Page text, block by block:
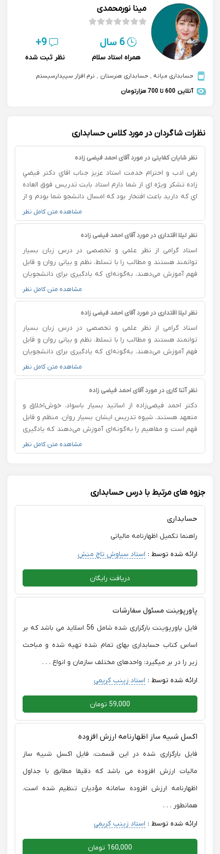
مینا نورمحمدی
6 سال
همراه استاد سلام
9+
نظر ثبت شده
حسابداری میانه , حسابداری هنرستان , نرم افزار سپیدارسیستم
آنلاین 600 تا 700 هزارتومان
نظرات شاگردان در مورد کلاس حسابداری
نظر شایان کفایتی در مورد آقای احمد فیضی زاده
رض ادب و احترام خدمت استاد عزيز جناب اقاي دكتر فيضي
زاده تشكر ويژه اي از شما دارم استاد بابت تدريس فوق العاده
اي كه داريد باعث افتخار بود كه امسال دانشجو شما بودم و از
علم شما بهره بردم بخاطره شيوه تدريس روان و قابل فهمب
كه داريد با حوصله بودن و جواب دادن به سوالات دانشجويان
و جو كلاس كه اصلا خشك و جدي نبود محيطي كاملا دوستانه
تشكر و قدرداني ميكنم
مشاهده متن کامل نظر
نظر لیلا اقتداری در مورد آقای احمد فیضی زاده
استاد گرامی از نظر علمی و تخصصی در درس زبان بسیار
توانمند هستند و مطالب را با تسلط، نظم و بیانی روان و قابل
فهم آموزش می‌دهند، به‌گونه‌ای که یادگیری برای دانشجویان
آسان و لذت‌بخش می‌شود. علاوه بر کیفیت بالای تدریس،
برخورد بسیار مهربان، صبور و محترمانه‌ای با دانشجویان دارند
و همیشه با حوصله به سؤالات پاسخ می‌دهند و به پیشرفت
شیوه تدریس عالی، فضای کلاس را به محیطی آرام،
انگیزه‌بخش و مؤثر برای یادگیری تبدیل کرده است. از زحمات،
تعهد و توجه ارزشمند ایشان صمیمانه سپاسگزارم و برایشان
مشاهده متن کامل نظر
نظر لیلا اقتداری در مورد آقای احمد فیضی زاده
استاد گرامی از نظر علمی و تخصصی در درس زبان بسیار
توانمند هستند و مطالب را با تسلط، نظم و بیانی روان و قابل
فهم آموزش می‌دهند، به‌گونه‌ای که یادگیری برای دانشجویان
آسان و لذت‌بخش می‌شود. علاوه بر کیفیت بالای تدریس،
برخورد بسیار مهربان، صبور و محترمانه‌ای با دانشجویان دارند
و همیشه با حوصله به سؤالات پاسخ می‌دهند و به پیشرفت
شیوه تدریس عالی، فضای کلاس را به محیطی آرام،
انگیزه‌بخش و مؤثر برای یادگیری تبدیل کرده است. از زحمات،
تعهد و توجه ارزشمند ایشان صمیمانه سپاسگزارم و برایشان
مشاهده متن کامل نظر
نظر آتنا کاری در مورد آقای احمد فیضی زاده
دکتر احمد فیضی‌زاده از اساتید بسیار باسواد، خوش‌اخلاق و
متعهد هستند. شیوه تدریس ایشان بسیار روان، منظم و قابل
فهم است و مفاهیم را به‌گونه‌ای آموزش می‌دهند که یادگیری
برای دانشجویان آسان و لذت‌بخش می‌شود. همچنین با صبر و
حوصله به سؤالات پاسخ می‌دهند و برخوردی محترمانه و
دانشجویان نیز پیشنهاد می‌کنم.
مشاهده متن کامل نظر
جزوه های مرتبط با درس حسابداری
حسابداری
راهنما تکمیل اظهارنامه مالیاتی
ارائه شده توسط : استاد سیاوش تاج منش
دریافت رایگان
پاورپوینت مسئول سفارشات
فایل پاورپوینت بارگزاری شده شامل 56 اسلاید می باشد که بر
اساس کتاب حسابداری بهای تمام شده تهیه شده و مباحث
زیر را در بر میگیرد: واحدهای مختلف سازمان و انواع . . .
ارائه شده توسط : استاد زینب کریمی
59,000 تومان
اکسل شبیه ساز اظهارنامه ارزش افزوده
فایل بارگزاری شده در این قسمت، فایل اکسل شبیه ساز
مالیات ارزش افزوده می باشد که دقیقا مطابق با جداول
اظهارنامه ارزش افزوده سامانه مؤدیان تنظیم شده است.
همانطور . . .
ارائه شده توسط : استاد زینب کریمی
160,000 تومان